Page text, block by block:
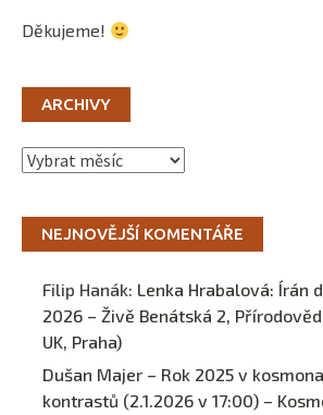
Děkujeme!
ARCHIVY
Archivy
NEJNOVĚJŠÍ KOMENTÁŘE
Filip Hanák: Lenka Hrabalová: Írán
2026 – Živě Benátská 2,
UK, Praha)
Dušan Majer – Rok 2025 v
kontrastů (2.1.2026 v 17:00) –